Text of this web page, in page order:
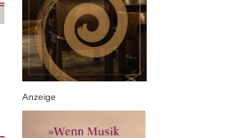
Anzeige